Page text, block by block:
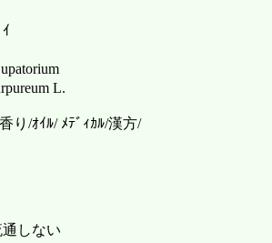
L.
り/ｵｲﾙ/ ﾒﾃﾞｨｶﾙ/漢方/
しない